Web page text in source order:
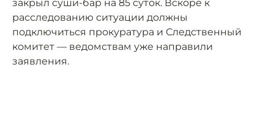
закрыл суши-бар на 85 суток. Вскоре к
расследованию ситуации должны
подключиться прокуратура и Следственный
комитет — ведомствам уже направили
заявления.